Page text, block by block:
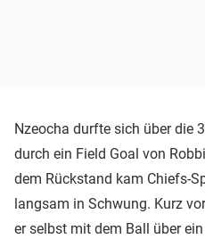
Nzeocha durfte sich über die
durch ein Field Goal von
dem Rückstand kam Chiefs-
langsam in Schwung. Kurz
er selbst mit dem Ball über